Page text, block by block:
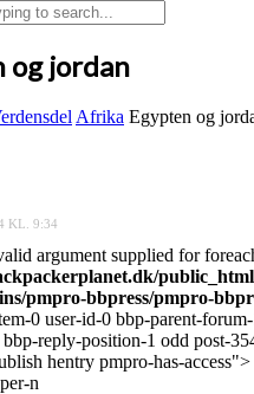
og jordan
Afrika Egypten og
KL. 9:34
argument supplied for
pmpro-bbpress/pmpro-
0 user-id-0 bbp-parent-
reply-position-1 odd post-
hentry pmpro-has-access">
n